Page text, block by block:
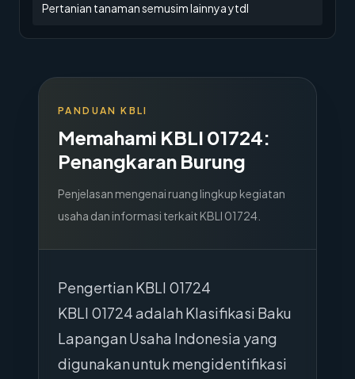
Pertanian tanaman semusim lainnya ytdl
PANDUAN KBLI
Memahami KBLI 01724:
Penangkaran Burung
Penjelasan mengenai ruang lingkup kegiatan
usaha dan informasi terkait KBLI 01724
Pengertian KBLI 01724
KBLI 01724 adalah Klasifikasi Baku
Lapangan Usaha Indonesia yang
digunakan untuk mengidentifikasi